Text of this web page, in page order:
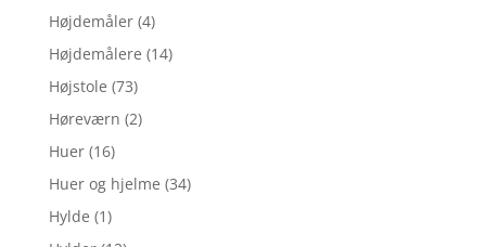
Højdemåler (4)
Højdemålere (14)
Højstole (73)
Høreværn (2)
Huer (16)
Huer og hjelme (34)
Hylde (1)